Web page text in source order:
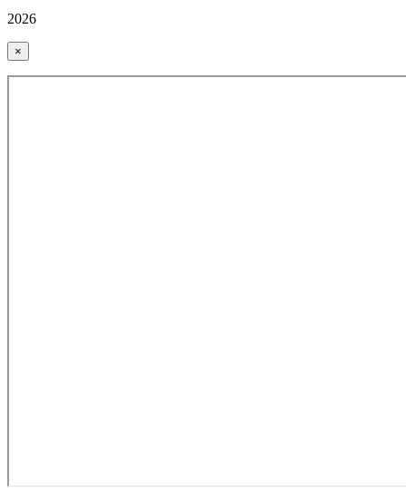
2026
×